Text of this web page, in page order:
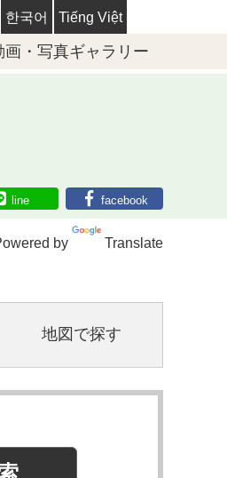
한국어 Tiếng Việt
画・写真ギャラリー
line facebook
by Translate
地図で探す